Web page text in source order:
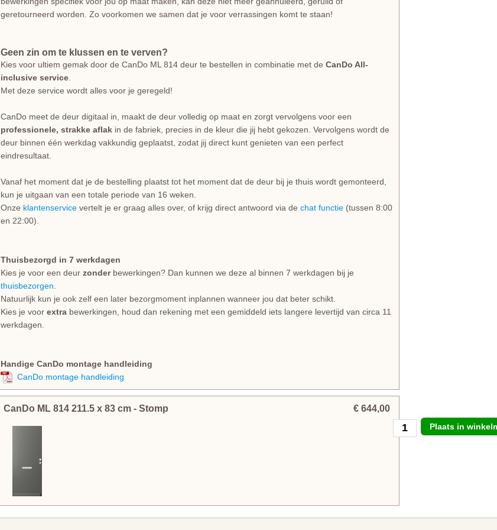
geretourneerd worden. Zo voorkomen we samen dat je voor verrassingen komt te staan!
Geen zin om te klussen en te verven?
Kies voor ultiem gemak door de CanDo ML 814 deur te bestellen in combinatie met de CanDo All-
inclusive service
Met deze service wordt alles voor je geregeld!
CanDo meet de deur digitaal in, maakt de deur volledig op maat en zorgt vervolgens voor een
professionele, strakke aflak in de fabriek, precies in de kleur die jij hebt gekozen. Vervolgens wordt de
deur binnen één werkdag vakkundig geplaatst, zodat jij direct kunt genieten van een perfect
eindresultaat.
Vanaf het moment dat je de bestelling plaatst tot het moment dat de deur bij je thuis wordt gemonteerd,
kun je uitgaan van een totale periode van 16 weken.
Onze klantenservice vertelt je er graag alles over, of krijg direct antwoord via de chat functie (tussen 8:00
en 22:00).
Thuisbezorgd in 7 werkdagen
Kies je voor een deur zonderbewerkingen? Dan kunnen we deze al binnen 7 werkdagen bij je
thuisbezorgen
Natuurlijk kun je ook zelf een later bezorgmoment inplannen wanneer jou dat beter schikt.
Kies je voor extra bewerkingen, houd dan rekening met een gemiddeld iets langere levertijd van circa 11
werkdagen.
Handige CanDo montage handleiding
CanDo montage handleiding
CanDo ML 814 211.5 x 83 cm - Stomp € 644,00
Plaats in